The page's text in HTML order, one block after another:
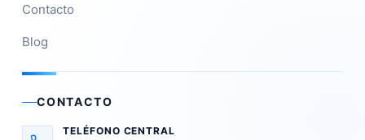
Contacto
Blog
CONTACTO
TELÉFONO CENTRAL